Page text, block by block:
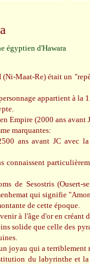
(Ni-Maat-Re) était un
appartient à la
Empire (2000 ans avant
marquantes:
ans avant JC avec la
connaissent
de Sesostris (Ousert-
qui signifie
de cette époque.
à l'âge d'or en créant
solide que celle des
joyau qui a terriblement
du labyrinthe et